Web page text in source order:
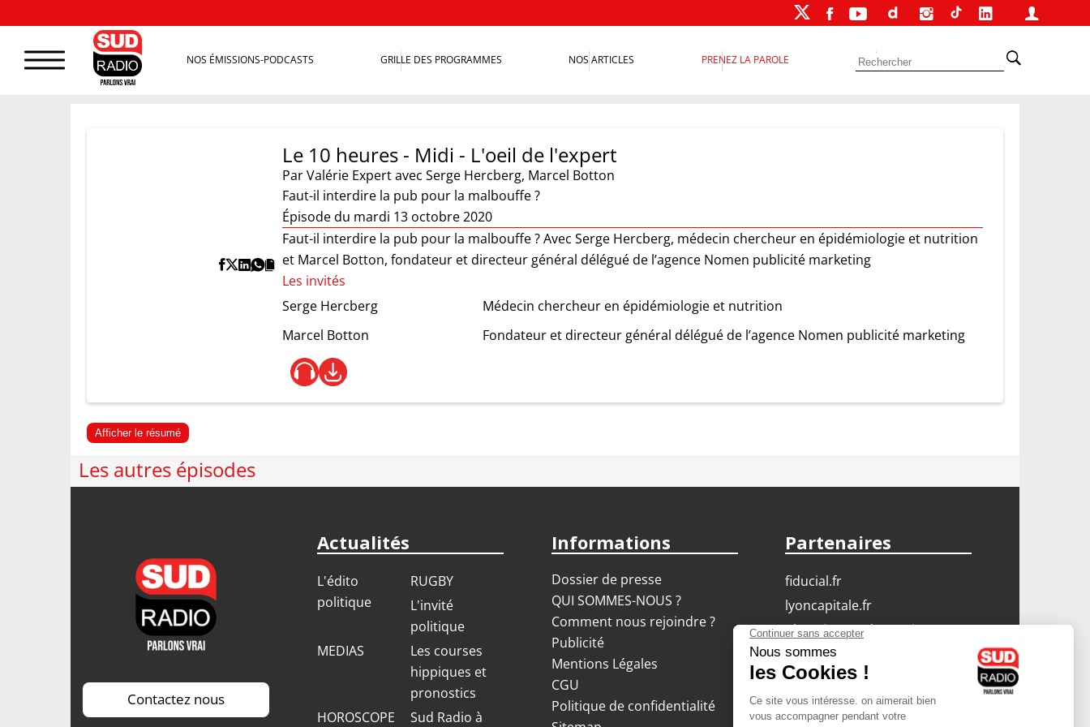
NOS ÉMISSIONS-PODCASTS GRILLE DES PROGRAMMES NOS ARTICLES PRENEZ LA PAROLE
Le 10 heures - Midi - L'oeil de l'expert
ParValérie Expertavec Serge Hercberg, Marcel Botton
Faut-il interdire la pub pour la malbouffe ?
Épisode du mardi 13 octobre 2020
Faut-il interdire la pub pour la malbouffe ? Avec Serge Hercberg, médecin chercheur en épidémiologie et nutrition
et Marcel Botton, fondateur et directeur général délégué de l’agence Nomen publicité marketing
Les invités
Serge Hercberg
Médecin chercheur en épidémiologie et nutrition
Marcel Botton
Fondateur et directeur général délégué de l’agence Nomen publicité marketing
Afficher le résumé
Les autres épisodes
Contactez nous
Actualités
L'édito
politique
RUGBY
L'invité
politique
MEDIAS
Les courses
hippiques et
pronostics
HOROSCOPE
Sud Radio à
Informations
Dossier de presse
QUI SOMMES-NOUS ?
Comment nous rejoindre ?
Publicité
Mentions Légales
CGU
Politique de confidentialité
Partenaires
fiducial.fr
lyoncapitale.fr
olympique-et-lyonnais.com
L'application Iphone
/ Android